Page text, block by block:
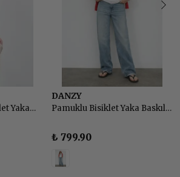
Kısa kollu Basic Bisiklet Yaka Büzgülü T-shirt Crop Bluz
DANZY
Pamuklu Bisiklet Yaka Baskılı Basic Tshirt
₺ 799.90